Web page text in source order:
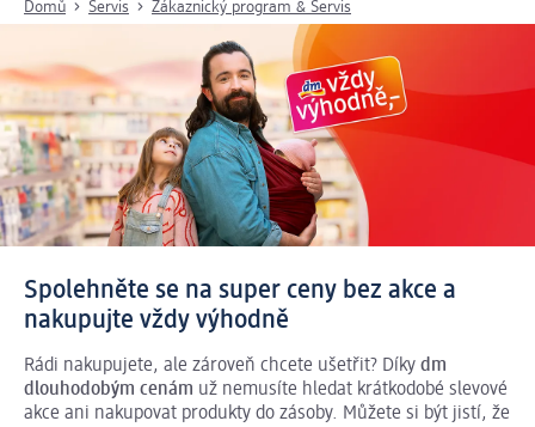
Domů Servis Zákaznický program & Servis
Spolehněte se na super ceny bez akce a
nakupujte vždy výhodně
Rádi nakupujete, ale zároveň chcete ušetřit? Díky dm
dlouhodobým cenám už nemusíte hledat krátkodobé slevové
akce ani nakupovat produkty do zásoby. Můžete si být jistí, že